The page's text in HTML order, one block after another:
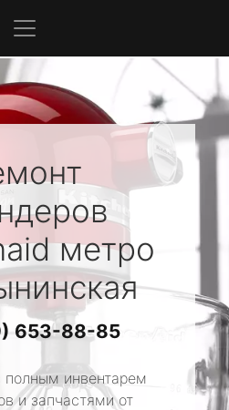
метро
653-88-85
инвентарем
и запчастями от